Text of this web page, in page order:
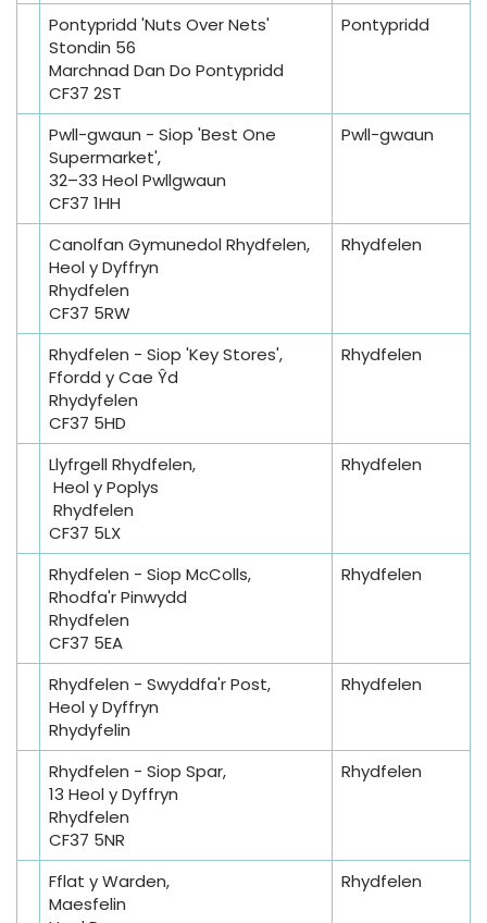
Pontypridd 'Nuts Over Nets'
Stondin 56
Marchnad Dan Do Pontypridd
CF37 2ST
Pontypridd
Pwll-gwaun - Siop 'Best One
Supermarket',
32–33 Heol Pwllgwaun
CF37 1HH
Pwll-gwaun
Canolfan Gymunedol Rhydfelen,
Heol y Dyffryn
Rhydfelen
CF37 5RW
Rhydfelen
Rhydfelen - Siop 'Key Stores',
Ffordd y Cae Ŷd
Rhydyfelen
CF37 5HD
Rhydfelen
Llyfrgell Rhydfelen,
Heol y Poplys
Rhydfelen
CF37 5LX
Rhydfelen
Rhydfelen - Siop McColls,
Rhodfa'r Pinwydd
Rhydfelen
CF37 5EA
Rhydfelen
Rhydfelen - Swyddfa'r Post,
Heol y Dyffryn
Rhydyfelin
Rhydfelen
Rhydfelen - Siop Spar,
13 Heol y Dyffryn
Rhydfelen
CF37 5NR
Rhydfelen
Fflat y Warden,
Maesfelin
Rhydfelen